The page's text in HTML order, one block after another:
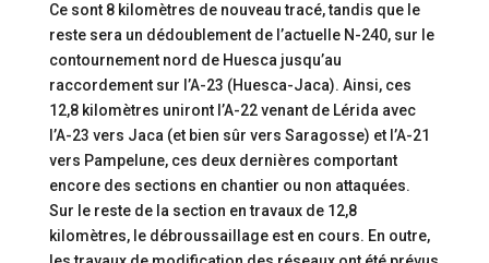
Ce sont 8 kilomètres de nouveau tracé, tandis que le
reste sera un dédoublement de l’actuelle N-240, sur le
contournement nord de Huesca jusqu’au
raccordement sur l’A-23 (Huesca-Jaca). Ainsi, ces
12,8 kilomètres uniront l’A-22 venant de Lérida avec
l’A-23 vers Jaca (et bien sûr vers Saragosse) et l’A-21
vers Pampelune, ces deux dernières comportant
encore des sections en chantier ou non attaquées.
Sur le reste de la section en travaux de 12,8
kilomètres, le débroussaillage est en cours. En outre,